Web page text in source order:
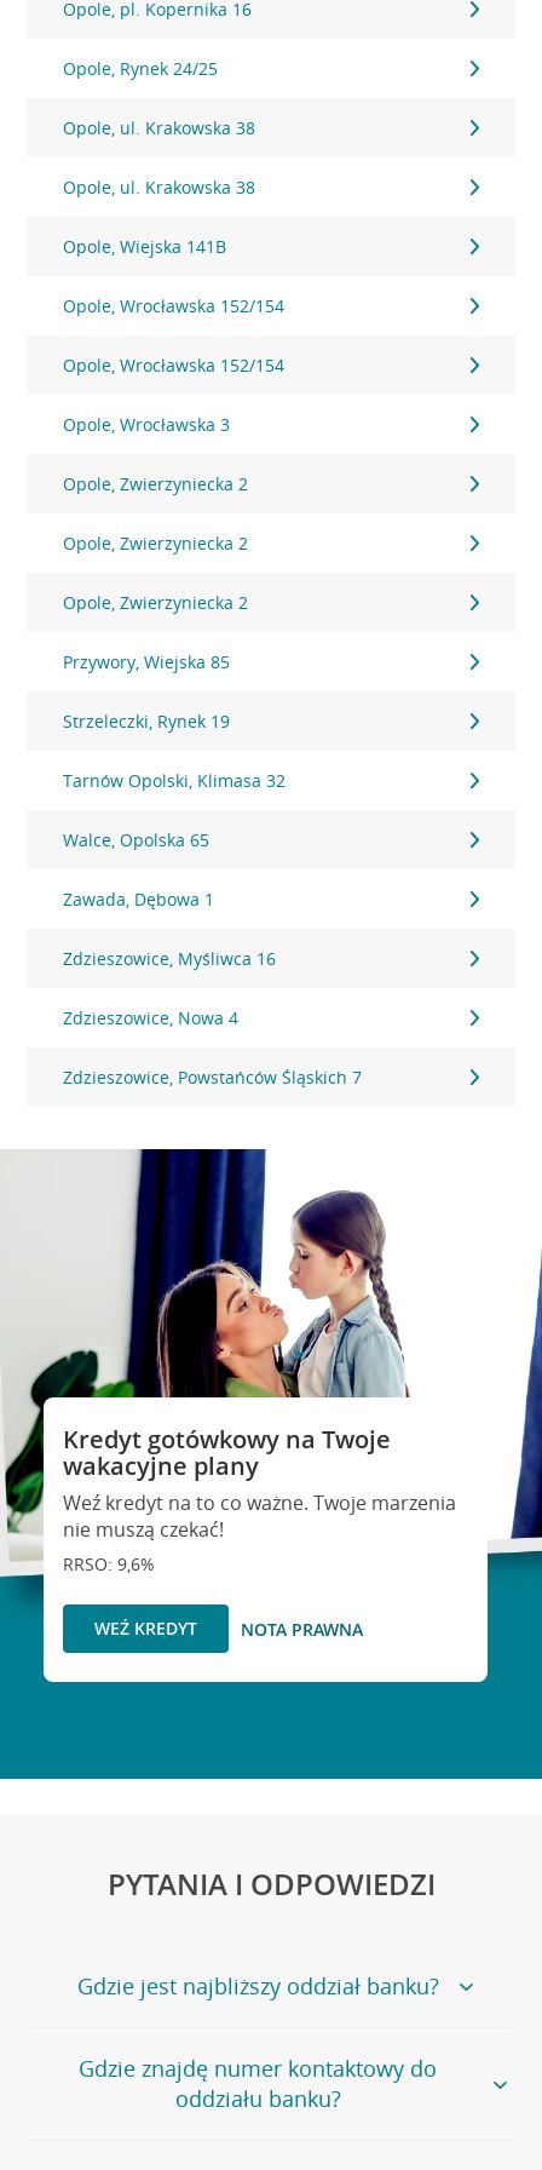
Opole, pl. Kopernika 16
Opole, Rynek 24/25
Opole, ul. Krakowska 38
Opole, ul. Krakowska 38
Opole, Wiejska 141B
Opole, Wrocławska 152/154
Opole, Wrocławska 152/154
Opole, Wrocławska 3
Opole, Zwierzyniecka 2
Opole, Zwierzyniecka 2
Opole, Zwierzyniecka 2
Przywory, Wiejska 85
Strzeleczki, Rynek 19
Tarnów Opolski, Klimasa 32
Walce, Opolska 65
Zawada, Dębowa 1
Zdzieszowice, Myśliwca 16
Zdzieszowice, Nowa 4
Zdzieszowice, Powstańców Śląskich 7
Kredyt gotówkowy na Twoje
wakacyjne plany
Weź kredyt na to co ważne. Twoje marzenia
nie muszą czekać!
RRSO: 9,6%
WEŹ KREDYT NOTA PRAWNA
PYTANIA I ODPOWIEDZI
Gdzie jest najbliższy oddział banku?
Jeśli szukasz oddziału naszego banku, zapraszamy na
stronęPlacówki i bankomaty, na której znajduje się
wygodna wyszukiwarka.
Gdzie znajdę numer kontaktowy do
oddziału banku?